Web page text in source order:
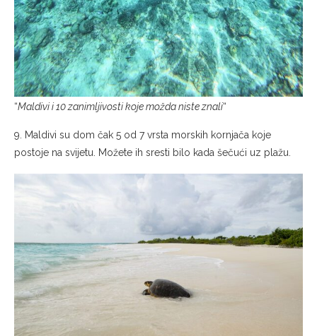
“Maldivi i 10 zanimljivosti koje možda niste znali“
9. Maldivi su dom čak 5 od 7 vrsta morskih kornjača koje
postoje na svijetu. Možete ih sresti bilo kada šečući uz plažu.